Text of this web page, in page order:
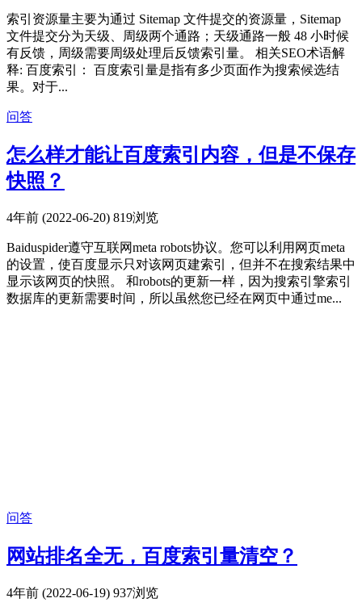
索引资源量主要为通过 Sitemap 文件提交的资源量，Sitemap
文件提交分为天级、周级两个通路；天级通路一般 48 小时候
有反馈，周级需要周级处理后反馈索引量。 相关SEO术语解
释: 百度索引： 百度索引量是指有多少页面作为搜索候选结
果。对于...
问答
怎么样才能让百度索引内容，但是不保存
快照？
4年前 (2022-06-20) 819浏览
Baiduspider遵守互联网meta robots协议。您可以利用网页meta
的设置，使百度显示只对该网页建索引，但并不在搜索结果中
显示该网页的快照。 和robots的更新一样，因为搜索引擎索引
数据库的更新需要时间，所以虽然您已经在网页中通过me...
问答
网站排名全无，百度索引量清空？
4年前 (2022-06-19) 937浏览